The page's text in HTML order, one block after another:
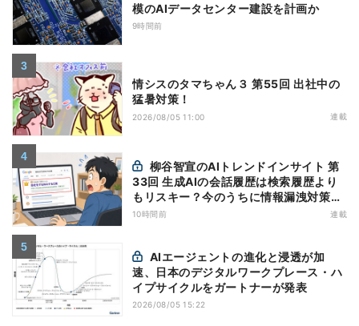
模のAIデータセンター建設を計画か
9時間前
情シスのタマちゃん３ 第55回 出社中の
猛暑対策！
2026/08/05 11:00 連載
33回 生成AIの会話履歴は検索履歴より
もリスキー？今のうちに情報漏洩対策を
万全にしておこう
10時間前 連載
速、日本のデジタルワークプレース・ハ
イプサイクルをガートナーが発表
2026/08/05 15:22